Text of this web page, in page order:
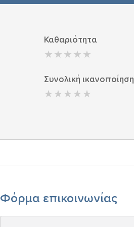
Καθαριότητα
Συνολική ικανοποίηση
Φόρμα επικοινωνίας